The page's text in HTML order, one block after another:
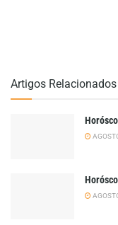
Artigos Relacionados